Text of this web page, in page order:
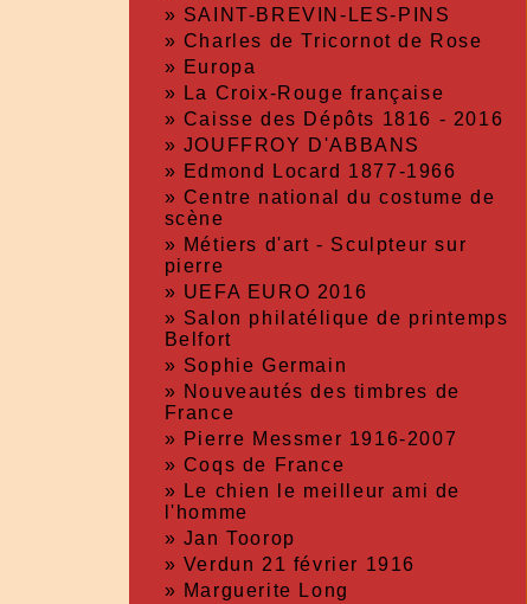
» SAINT-BREVIN-LES-PINS
» Charles de Tricornot de Rose
» Europa
» La Croix-Rouge française
» Caisse des Dépôts 1816 - 2016
» JOUFFROY D'ABBANS
» Edmond Locard 1877-1966
» Centre national du costume de
scène
» Métiers d'art - Sculpteur sur
pierre
» UEFA EURO 2016
» Salon philatélique de printemps
Belfort
» Sophie Germain
» Nouveautés des timbres de
France
» Pierre Messmer 1916-2007
» Coqs de France
» Le chien le meilleur ami de
l'homme
» Jan Toorop
» Verdun 21 février 1916
» Marguerite Long